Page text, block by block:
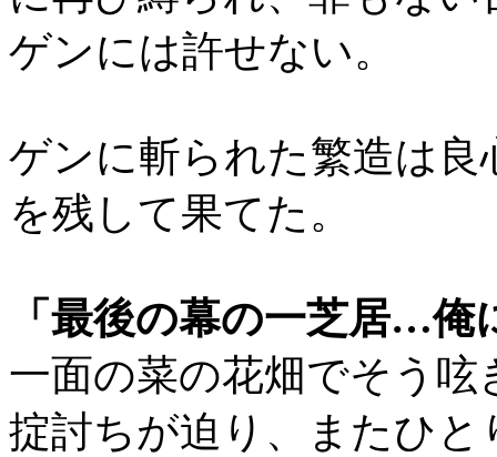
ゲンには許せない。
ゲンに斬られた繁造は
を残して果てた。
「最後の幕の一芝居…
一面の菜の花畑でそう
掟討ちが迫り、またひと